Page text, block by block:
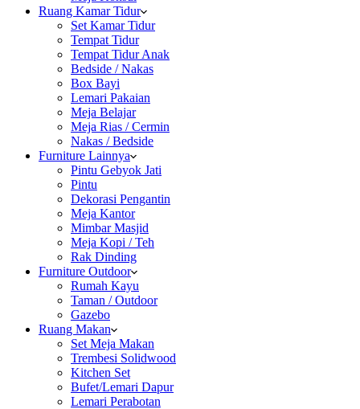
Ruang Kamar Tidur
Set Kamar Tidur
Tempat Tidur
Tempat Tidur Anak
Bedside / Nakas
Box Bayi
Lemari Pakaian
Meja Belajar
Meja Rias / Cermin
Nakas / Bedside
Furniture Lainnya
Pintu Gebyok Jati
Pintu
Dekorasi Pengantin
Meja Kantor
Mimbar Masjid
Meja Kopi / Teh
Rak Dinding
Furniture Outdoor
Rumah Kayu
Taman / Outdoor
Gazebo
Ruang Makan
Set Meja Makan
Trembesi Solidwood
Kitchen Set
Bufet/Lemari Dapur
Lemari Perabotan